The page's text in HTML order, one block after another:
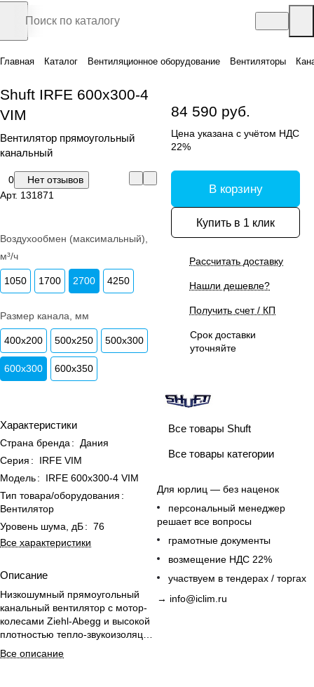
Главная Каталог Вентиляционное оборудование Вентиляторы
Shuft IRFE 600х300-4
VIM
Вентилятор прямоугольный
канальный
0
Нет отзывов
Арт. 131871
Воздухообмен (максимальный),
м³/ч
1050 1700 2700 4250
Размер канала, мм
400х200 500x250 500x300
600x300 600x350
Характеристики
Страна бренда :
Дания
Серия :
IRFE VIM
Модель:
IRFE 600х300-4 VIM
Тип товара/оборудования :
Вентилятор
Уровень шума, дБ: 76
Все характеристики
Описание
Низкошумный прямоугольный
канальный вентилятор с мотор-
колесами Ziehl-Abegg и высокой
плотностью тепло-звукоизоляции
для приточной и вытяжной
вентиляции.
Все описание
84 590 руб.
Цена указана с учётом НДС
22%
В корзину
Купить в 1 клик
Рассчитать доставку
Нашли дешевле?
Получить счет / КП
Срок доставки
уточняйте
Все товары Shuft
Все товары категории
Для юрлиц — без наценок
персональный менеджер
решает все вопросы
грамотные документы
возмещение НДС 22%
участвуем в тендерах / торгах
→ info@iclim.ru